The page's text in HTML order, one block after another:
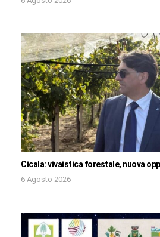
Cicala: vivaistica forestale, nuova
6 Agosto 2026